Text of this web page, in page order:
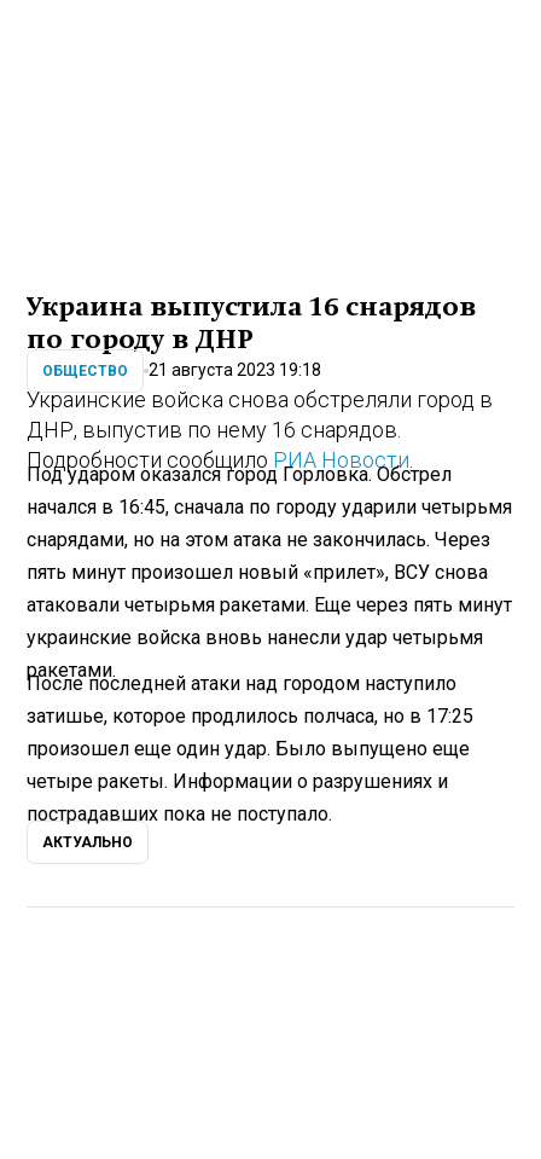
Украина выпустила 16 снарядов
по городу в ДНР
ОБЩЕСТВО 21 августа 2023 19:18
Украинские войска снова обстреляли город в
ДНР, выпустив по нему 16 снарядов.
Подробности сообщило РИА Новости.
Под ударом оказался город Горловка. Обстрел
начался в 16:45, сначала по городу ударили четырьмя
снарядами, но на этом атака не закончилась. Через
пять минут произошел новый «прилет», ВСУ снова
атаковали четырьмя ракетами. Еще через пять минут
украинские войска вновь нанесли удар четырьмя
ракетами.
После последней атаки над городом наступило
затишье, которое продлилось полчаса, но в 17:25
произошел еще один удар. Было выпущено еще
четыре ракеты. Информации о разрушениях и
пострадавших пока не поступало.
АКТУАЛЬНО